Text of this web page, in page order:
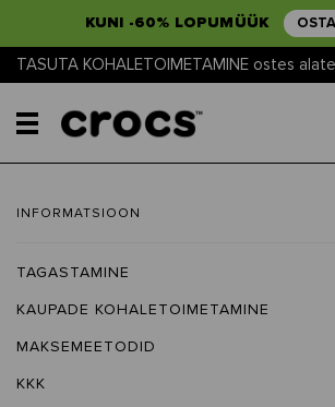
KUNI -60% LOPUMÜÜK
TASUTA KOHALETOIMETAMINE ostes
INFORMATSIOON
TAGASTAMINE
KAUPADE KOHALETOIMETAMINE
MAKSEMEETODID
KKK